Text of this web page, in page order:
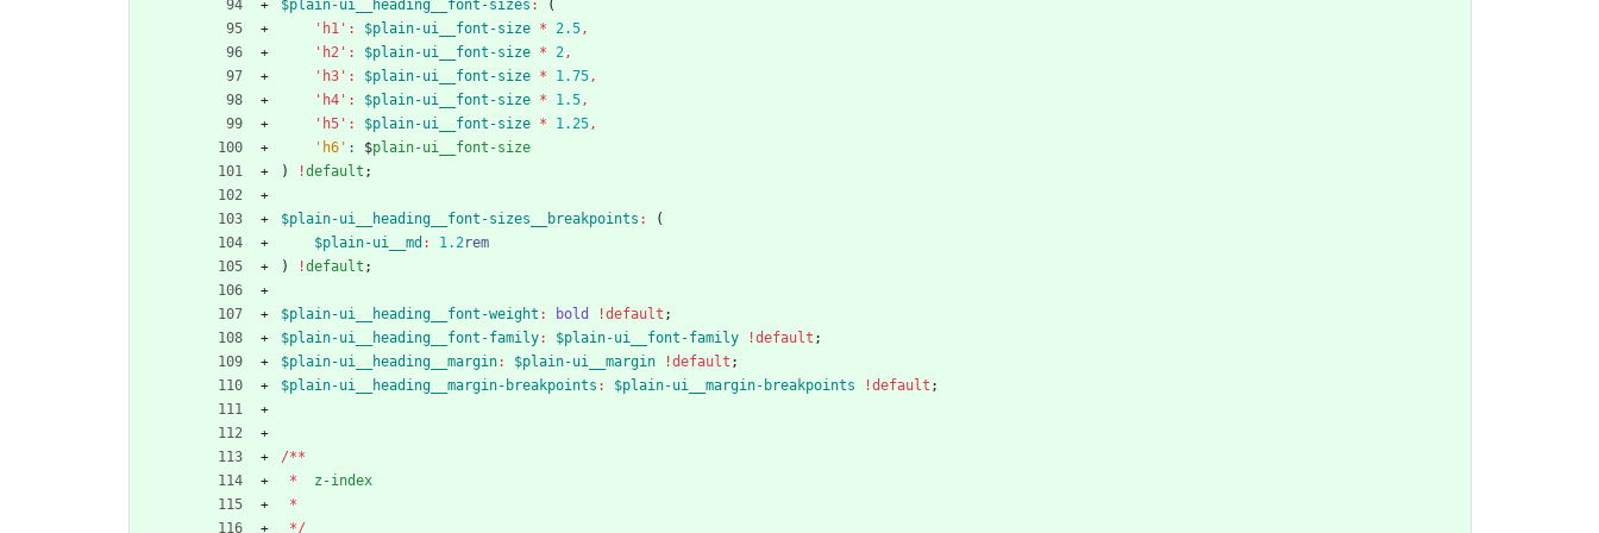
$plain-ui__heading__font-sizes :
(
'h1' : $plain-ui__font-size * 2.5,
'h2' : $plain-ui__font-size * 2,
'h3' : $plain-ui__font-size * 1.75,
'h4' : $plain-ui__font-size * 1.5,
'h5' : $plain-ui__font-size * 1.25,
' h6' : $plain-ui__font-size
)
!default ;
$plain-ui__heading__font-sizes__breakpoints :
(
$plain-ui__md : 1.2rem
)
!default ;
$plain-ui__heading__font-weight : bold !default ;
$plain-ui__heading__font-family: $plain-ui__font-family !default ;
$plain-ui__heading__margin: $plain-ui__margin !default ;
$plain-ui__heading__margin-breakpoints : $plain-ui__margin-breakpoints !default ;
/**
*
z-index
*
*/